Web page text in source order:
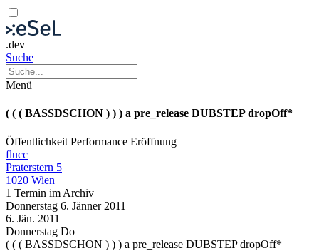
.dev
Suche
Menü
( ( ( BASSDSCHON ) ) ) a pre_release DUBSTEP dropOff*
Öffentlichkeit Performance Eröffnung
flucc
Praterstern 5
1020 Wien
1 Termin im Archiv
Donnerstag 6. Jänner 2011
6. Jän. 2011
Donnerstag Do
( ( ( BASSDSCHON ) ) ) a pre_release DUBSTEP dropOff*